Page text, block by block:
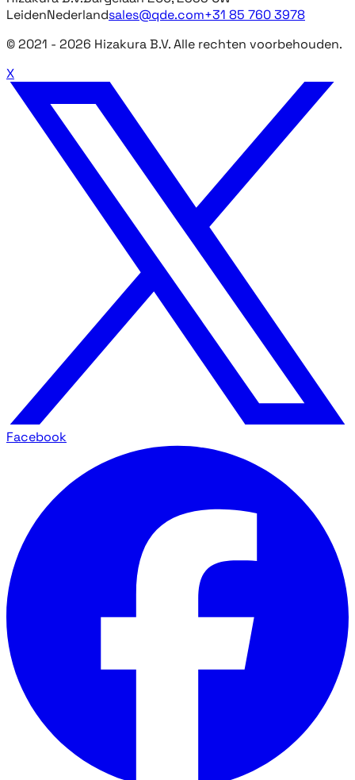
LeidenNederlandsales@qde.com+31 85 760 3978
© 2021 - 2026 Hizakura B.V. Alle rechten voorbehouden.
X
Facebook